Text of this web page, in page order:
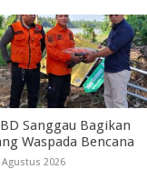
Sanggau Bagikan
Waspada Bencana
Agustus 2026